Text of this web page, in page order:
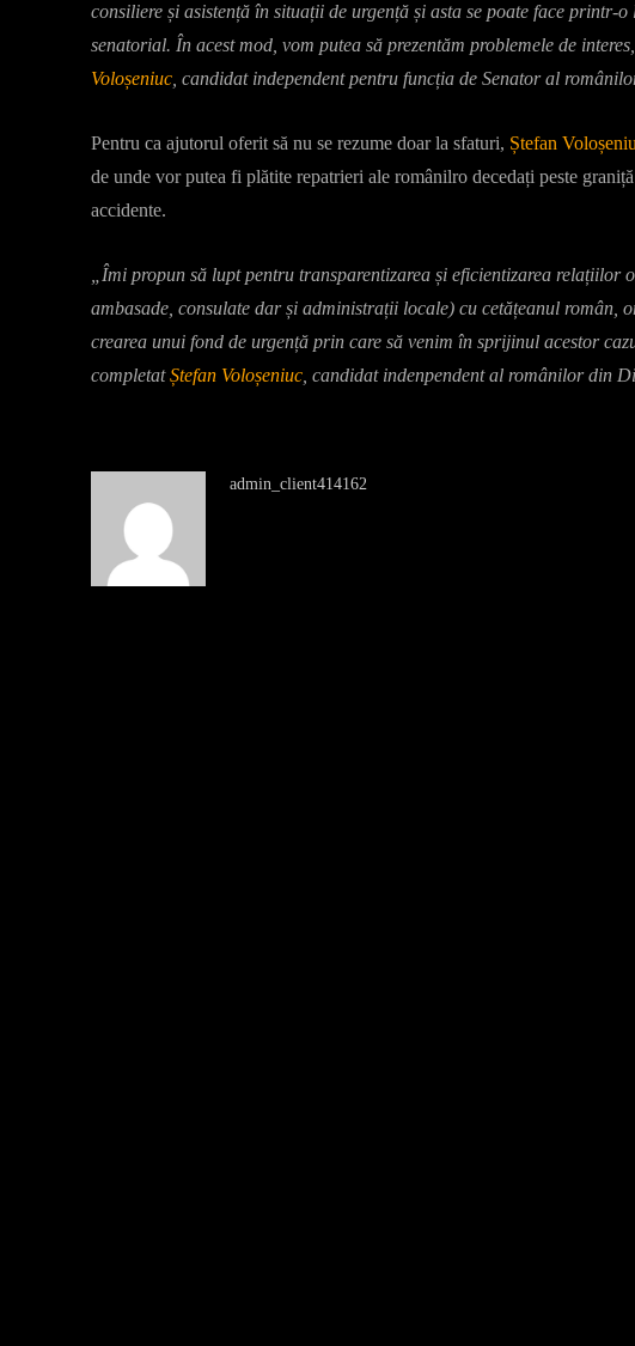
consiliere și asistență în situații de urgență și asta se poate face
senatorial. În acest mod, vom putea să prezentăm problemele de
Voloșeniuc, candidat independent pentru funcția de Senator al
Pentru ca ajutorul oferit să nu se rezume doar la sfaturi, Ștefan
de unde vor putea fi plătite repatrieri ale românilro decedați peste
accidente.
„Îmi propun să lupt pentru transparentizarea și eficientizarea relațiilor
ambasade, consulate dar și administrații locale) cu cetățeanul român,
crearea unui fond de urgență prin care să venim în sprijinul acestor
completatȘtefan Voloșeniuc, candidat indenpendent al românilor din
admin_client414162